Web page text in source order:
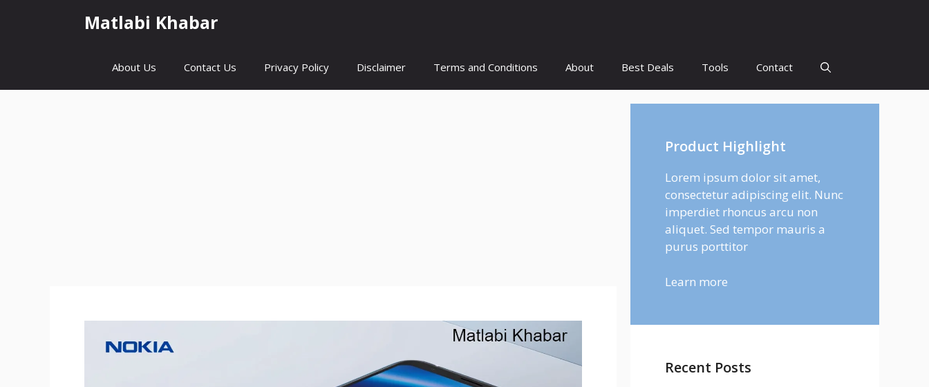
Matlabi Khabar
About Us Contact Us Privacy Policy Disclaimer Terms and Conditions About Best Deals Tools Contact
Product Highlight
Lorem ipsum dolor sit amet,
consectetur adipiscing elit. Nunc
imperdiet rhoncus arcu non
aliquet. Sed tempor mauris a
purus porttitor
Learn more
Recent Posts